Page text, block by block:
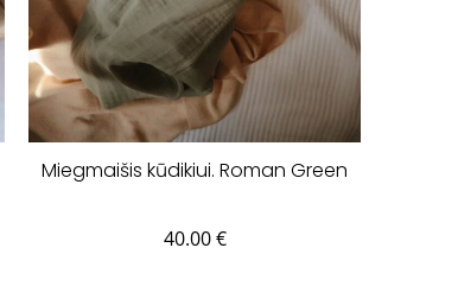
Miegmaišis kūdikiui. Roman Green
40.00€